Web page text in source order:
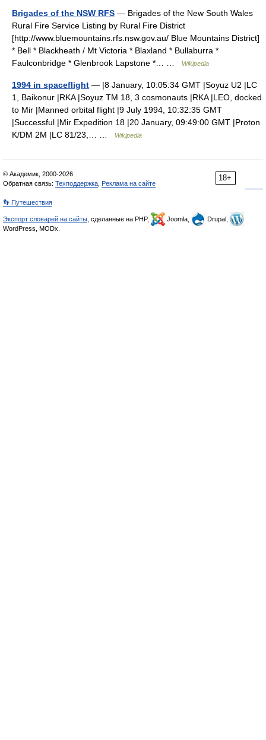
Brigades of the NSW RFS — Brigades of the New South Wales
Rural Fire Service Listing by Rural Fire District
[http://www.bluemountains.rfs.nsw.gov.au/ Blue Mountains District]
* Bell * Blackheath / Mt Victoria * Blaxland * Bullaburra *
Faulconbridge * Glenbrook Lapstone *… …
Wikipedia
1994 in spaceflight — |8 January, 10:05:34 GMT |Soyuz U2 |LC
1, Baikonur |RKA |Soyuz TM 18, 3 cosmonauts |RKA |LEO, docked
to Mir |Manned orbital flight |9 July 1994, 10:32:35 GMT
|Successful |Mir Expedition 18 |20 January, 09:49:00 GMT |Proton
K/DM 2M |LC 81/23,… …
Wikipedia
18+
© Академик, 2000-2026
Обратная связь: Техподдержка Реклама на сайте
👣 Путешествия
Экспорт словарей на сайты , сделанные на PHP, Joomla,
Drupal,
WordPress, MODx.